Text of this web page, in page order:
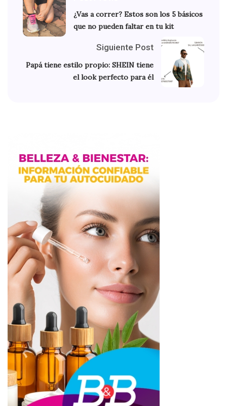
¿Vas a correr? Estos son los 5 básicos
que no pueden faltar en tu kit
Siguiente Post
Papá tiene estilo propio: SHEIN tiene
el look perfecto para él